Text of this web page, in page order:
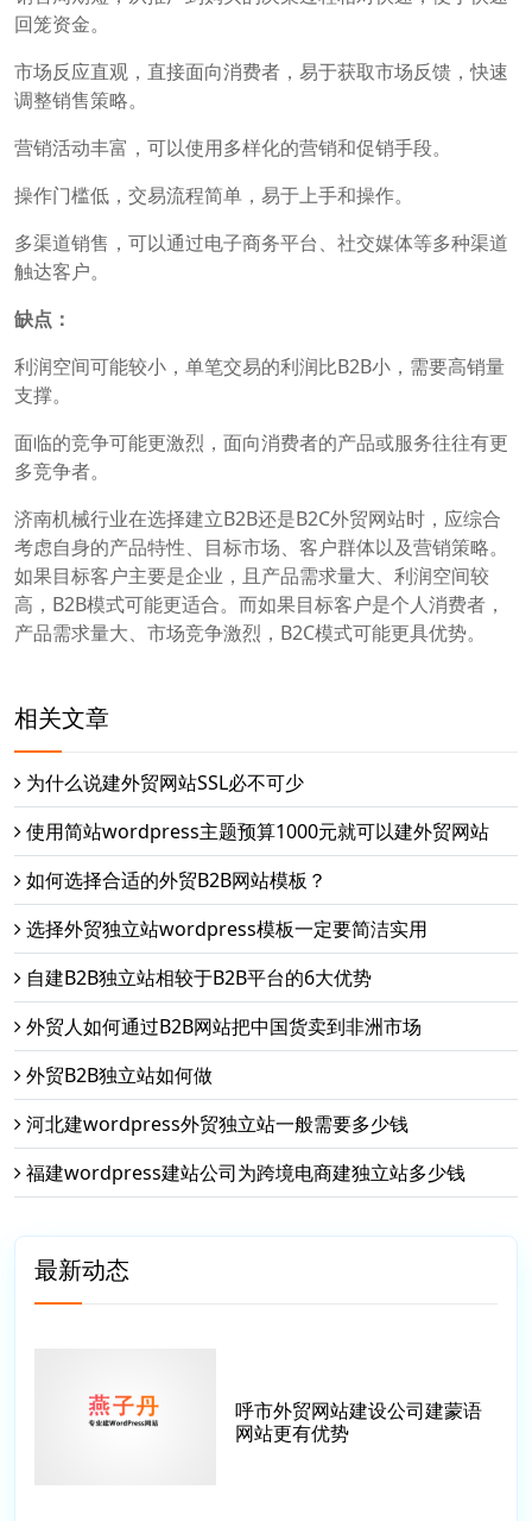
回笼资金。
市场反应直观，直接面向消费者，易于获取市场反馈，快速
调整销售策略。
营销活动丰富，可以使用多样化的营销和促销手段。
操作门槛低，交易流程简单，易于上手和操作。
多渠道销售，可以通过电子商务平台、社交媒体等多种渠道
触达客户。
缺点：
利润空间可能较小，单笔交易的利润比B2B小，需要高销量
支撑。
面临的竞争可能更激烈，面向消费者的产品或服务往往有更
多竞争者。
济南机械行业在选择建立B2B还是B2C外贸网站时，应综合
考虑自身的产品特性、目标市场、客户群体以及营销策略。
如果目标客户主要是企业，且产品需求量大、利润空间较
高，B2B模式可能更适合。而如果目标客户是个人消费者，
产品需求量大、市场竞争激烈，B2C模式可能更具优势。
相关文章
为什么说建外贸网站SSL必不可少
使用简站wordpress主题预算1000元就可以建外贸网站
如何选择合适的外贸B2B网站模板？
选择外贸独立站wordpress模板一定要简洁实用
自建B2B独立站相较于B2B平台的6大优势
外贸人如何通过B2B网站把中国货卖到非洲市场
外贸B2B独立站如何做
河北建wordpress外贸独立站一般需要多少钱
福建wordpress建站公司为跨境电商建独立站多少钱
最新动态
呼市外贸网站建设公司建蒙语
网站更有优势